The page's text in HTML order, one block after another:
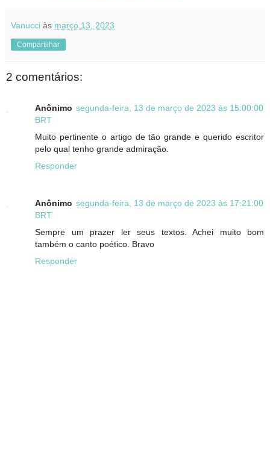
Vanucci às março 13, 2023
Compartilhar
2 comentários:
Anônimo segunda-feira, 13 de março de 2023 às 15:00:00
BRT
Muito pertinente o artigo de tão grande e querido escritor
pelo qual tenho grande admiração.
Responder
Anônimo segunda-feira, 13 de março de 2023 às 17:21:00
BRT
Sempre um prazer ler seus textos. Achei muito bom
também o canto poético. Bravo
Responder